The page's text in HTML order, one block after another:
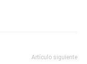
Artículo siguiente